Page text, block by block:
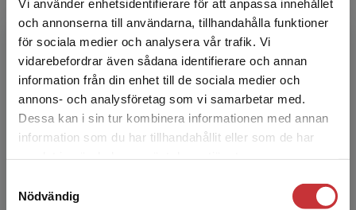
Vi använder enhetsidentifierare för att anpassa innehållet
och annonserna till användarna, tillhandahålla funktioner
för sociala medier och analysera vår trafik. Vi
vidarebefordrar även sådana identifierare och annan
information från din enhet till de sociala medier och
annons- och analysföretag som vi samarbetar med.
Dessa kan i sin tur kombinera informationen med annan
information som du har tillhandahållit eller som de har
Nödvändig
Begränsad fraktregion
Det verkar som att du besöker
studentlitteratur.se via en enhet utanför Sverige.
Vi erbjuder inte leveranser utanför Sverige. För
att kunna slutföra ett köp måste
Gunilla Carlsson Kendall
Gunilla Carlsson Kendall är psykolog med
inriktning mot neuropsykologi. Gunilla har
mångårig erfarenhet av arbete med barn och